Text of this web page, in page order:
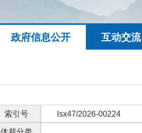
政府信息公开 互动交流
索引号 lsx47/2026-00224